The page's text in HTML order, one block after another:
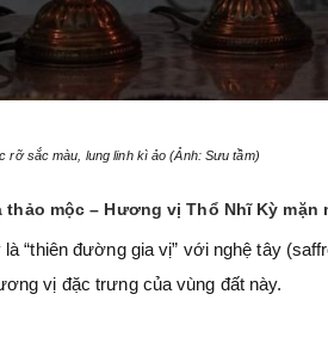
rỡ sắc màu, lung linh kì ảo (Ảnh: Sưu tầm)
thảo mộc – Hương vị Thổ Nhĩ Kỳ mặn
là “thiên đường gia vị” với nghệ tây
vị đặc trưng của vùng đất này.